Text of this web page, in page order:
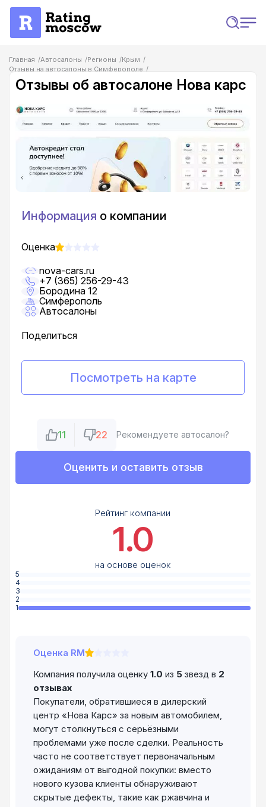
Главная Автосалоны Регионы
Крым
Отзывы на автосалоны в Симферополе
Отзывы об автосалоне Нова карс
Отзывы об автосалоне Нова карс
Информация о компании
Оценка
nova-cars.ru
+7 (365) 256-29-43
Бородина 12
Симферополь
Автосалоны
Поделиться
Посмотреть на карте
11 22 Рекомендуете автосалон?
Оценить и оставить отзыв
Рейтинг компании
1.0
на основе оценок
5
4
3
2
1
Оценка RM
Компания получила оценку 1.0 из 5 звезд в 2
отзывах
Покупатели, обратившиеся в дилерский
центр «Нова Карс» за новым автомобилем,
могут столкнуться с серьёзными
проблемами уже после сделки. Реальность
часто не соответствует первоначальным
ожиданиям от выгодной покупки: вместо
нового кузова клиенты обнаруживают
скрытые дефекты, такие как ржавчина и